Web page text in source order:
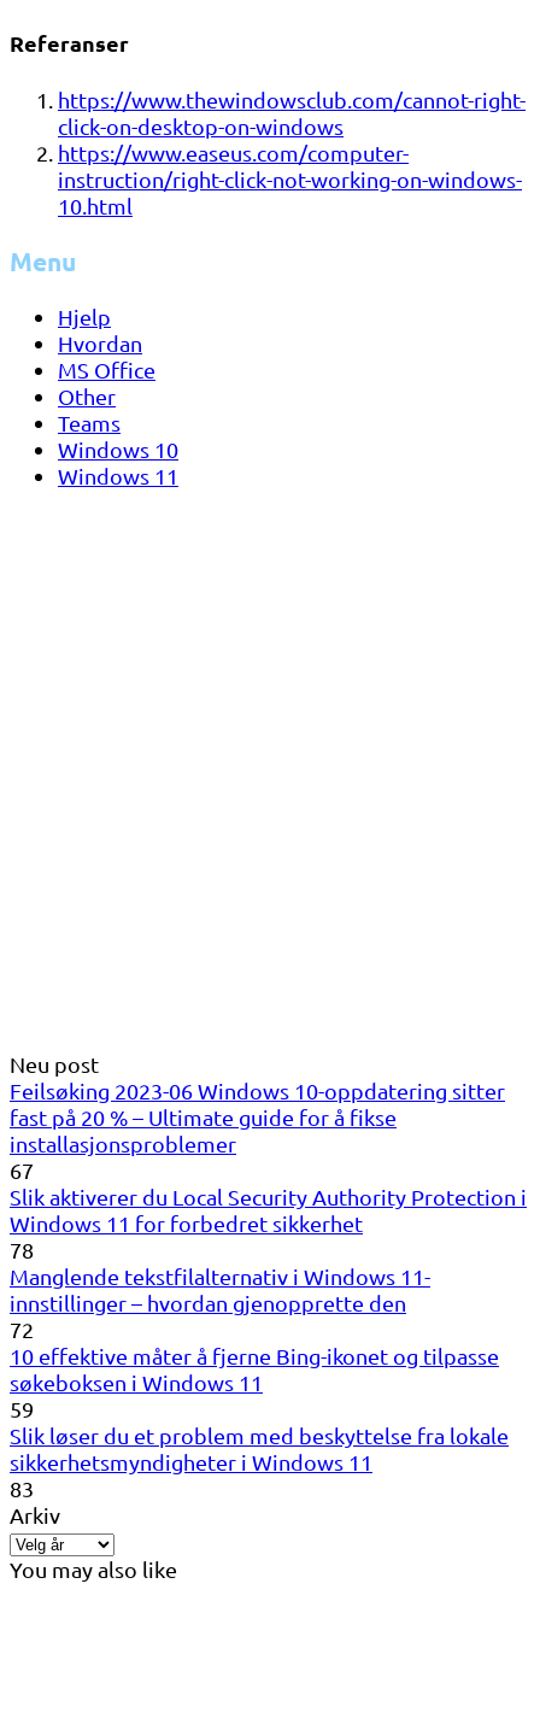
Referanser
https://www.thewindowsclub.com/cannot-right-
click-on-desktop-on-windows
https://www.easeus.com/computer-
instruction/right-click-not-working-on-windows-
10.html
Menu
Hjelp
Hvordan
MS Office
Other
Teams
Windows 10
Windows 11
Neu post
Feilsøking 2023-06 Windows 10-oppdatering sitter
fast på 20 % – Ultimate guide for å fikse
installasjonsproblemer
67
Slik aktiverer du Local Security Authority Protection i
Windows 11 for forbedret sikkerhet
78
Manglende tekstfilalternativ i Windows 11-
innstillinger – hvordan gjenopprette den
72
10 effektive måter å fjerne Bing-ikonet og tilpasse
søkeboksen i Windows 11
59
Slik løser du et problem med beskyttelse fra lokale
sikkerhetsmyndigheter i Windows 11
83
Arkiv
You may also like